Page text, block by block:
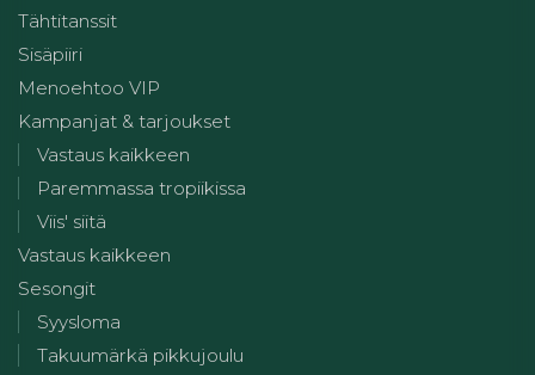
Tähtitanssit
Sisäpiiri
Menoehtoo VIP
Kampanjat & tarjoukset
Vastaus kaikkeen
Paremmassa tropiikissa
Viis' siitä
Vastaus kaikkeen
Sesongit
Syysloma
Takuumärkä pikkujoulu